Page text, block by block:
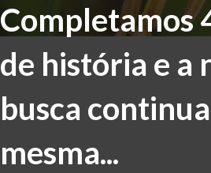
Completamos
de história e a
busca
mesma...